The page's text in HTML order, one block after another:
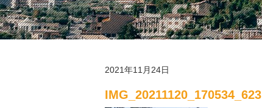
2021年11月24日
IMG_20211120_170534_623